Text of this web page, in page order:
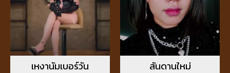
เหงานัมเบอร์วัน สันดานใหม่